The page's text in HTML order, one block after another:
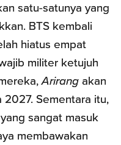
satu-satunya yang
BTS kembali
hiatus empat
militer ketujuh
Arirang akan
Sementara itu,
sangat masuk
membawakan